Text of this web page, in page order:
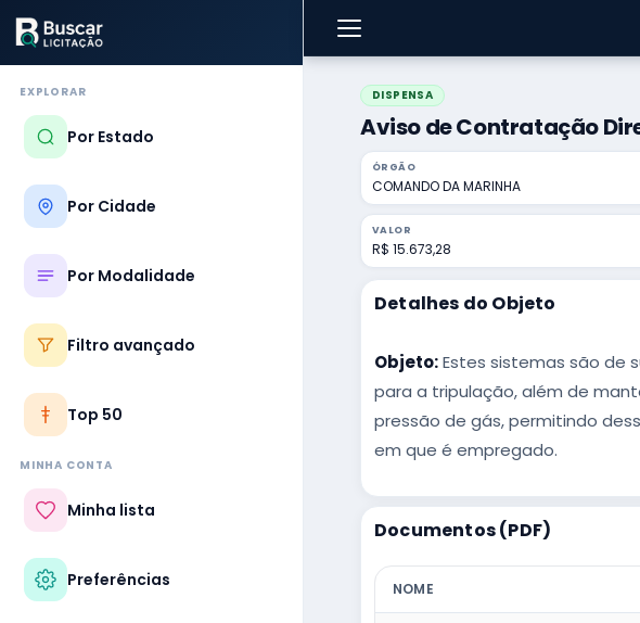
EXPLORAR
Por Estado
Por Cidade
Por Modalidade
Filtro avançado
Top 50
MINHA CONTA
Minha lista
Preferências
DISPENSA
Aviso de Contratação
ÓRGÃO
COMANDO DA MARINHA
VALOR
R$ 15.673,28
Detalhes do Objeto
Objeto:Estes sistemas são de
para a tripulação, além de
pressão de gás, permitindo
em que é empregado.
Documentos (PDF)
NOME